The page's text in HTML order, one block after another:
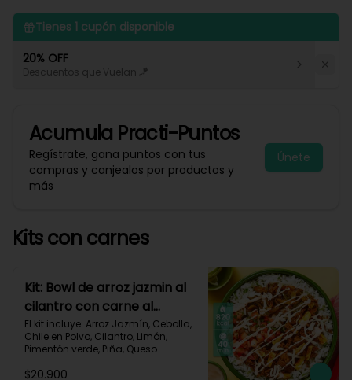
Tienes 1 cupón disponible
20% OFF
Descuentos que Vuelan 🪁
Acumula Practi-Puntos
Regístrate, gana puntos con tus
compras y canjealos por productos y
más
Únete
Kits con carnes
Kit: Bowl de arroz jazmin al
cilantro con carne al
pastor y pico de gallo-84
El kit incluye: Arroz Jazmín, Cebolla,
Chile en Polvo, Cilantro, Limón,
Pimentón verde, Piña, Queso
(150g/p), Sour Cream, Tomate,
$20.900